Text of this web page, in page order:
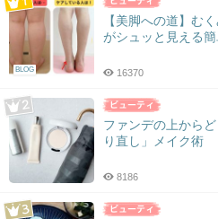
BLOG
【美脚への道】む
がシュッと見える
16370
ファンデの上から
り直し」メイク術
8186